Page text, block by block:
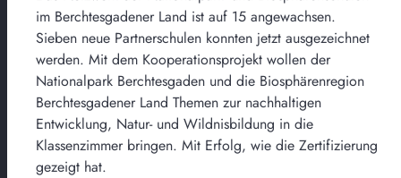
im Berchtesgadener Land ist auf 15 angewachsen.
Sieben neue Partnerschulen konnten jetzt ausgezeichnet
werden. Mit dem Kooperationsprojekt wollen der
Nationalpark Berchtesgaden und die Biosphärenregion
Berchtesgadener Land Themen zur nachhaltigen
Entwicklung, Natur- und Wildnisbildung in die
Klassenzimmer bringen. Mit Erfolg, wie die Zertifizierung
gezeigt hat.